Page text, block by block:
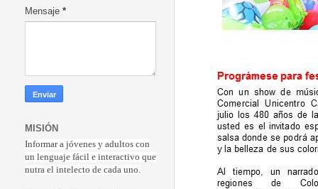
Mensaje *
MISIÓN
Informar a jóvenes y adultos con
un lenguaje fácil e interactivo que
nutra el intelecto de cada uno.